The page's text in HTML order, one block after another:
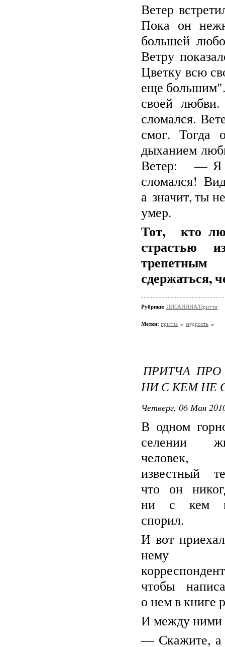
Ветер
Пока он
большей
Ветру
Цветку всю
еще
своей
сломался.
смог.
дыханием
Ветер:
— Я
сломался!
а значит, ты
умер.
Тот,
кто
страстью
сдержаться,
Рубрики: ПИСАНИНА/Притчи
Метки: притча мудрость
ПРИТЧА
НИ С КЕМ НЕ
Четверг, 06 Мая
В одном
селении
человек,
известный
что он
ни с кем
спорил.
И вот
нему
чтобы
о нем в книге
И между ними
— Скажите, а